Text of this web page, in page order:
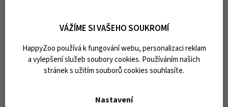
VÁŽÍME SI VAŠEHO SOUKROMÍ
HappyZoo používá k fungování webu, personalizaci reklam
a vylepšení služeb soubory cookies. Používáním našich
stránek s užitím souborů cookies souhlasíte.
Nastavení